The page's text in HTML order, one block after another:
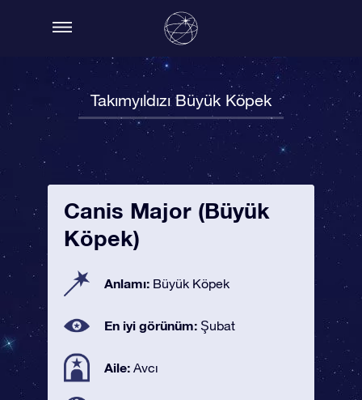
Takımyıldızı Büyük Köpek
Canis Major (Büyük
Köpek)
Anlamı: Büyük Köpek
En iyi görünüm: Şubat
Aile: Avcı